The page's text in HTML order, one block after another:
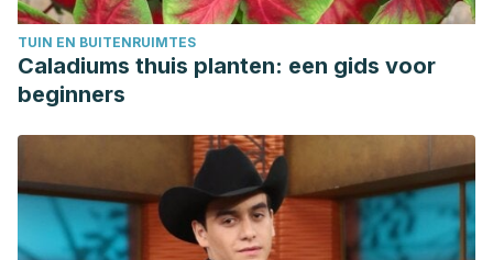
TUIN EN BUITENRUIMTES
Caladiums thuis planten: een gids voor
beginners